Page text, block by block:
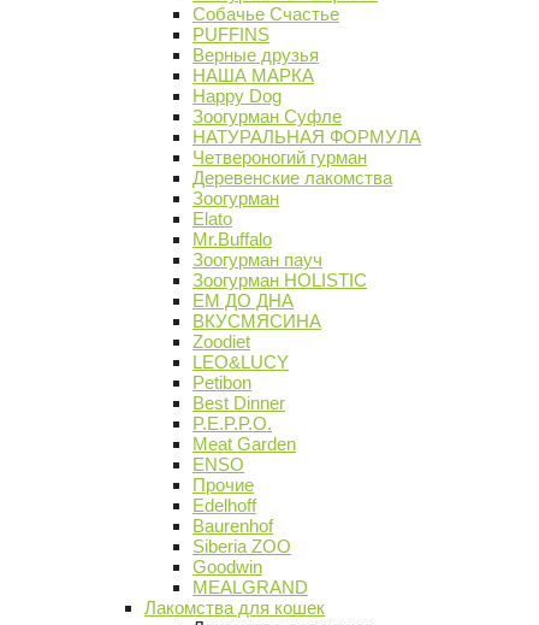
Собачье Счастье
PUFFINS
Верные друзья
НАША МАРКА
Happy Dog
Зоогурман Суфле
НАТУРАЛЬНАЯ ФОРМУЛА
Четвероногий гурман
Деревенские лакомства
Зоогурман
Elato
Mr.Buffalo
Зоогурман пауч
Зоогурман HOLISTIC
ЕМ ДО ДНА
ВКУСМЯСИНА
Zoodiet
LEO&LUCY
Petibon
Best Dinner
P.E.P.P.O.
Meat Garden
ENSO
Прочие
Edelhoff
Baurenhof
Siberia ZOO
Goodwin
MEALGRAND
Лакомства для кошек